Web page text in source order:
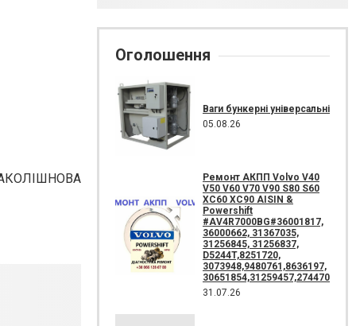
АКОЛІШНОВА
Оголошення
Ваги бункерні універсальні
05.08.26
Ремонт АКПП Volvo V40
V50 V60 V70 V90 S80 S60
XC60 XC90 AISIN &
Powershift
#AV4R7000BG#36001817,
36000662, 31367035,
31256845, 31256837,
D5244T,8251720,
3073948,9480761,8636197,
30651854,31259457,274470
31.07.26